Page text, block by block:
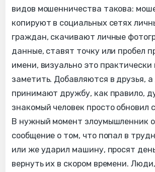
видов мошенничества такова:
копируют в социальных сетях
граждан, скачивают личные
данные, ставят точку или пробел
имени, визуально это
заметить. Добавляются в друзья,
принимают дружбу, как правило,
знакомый человек просто обновил
В нужный момент злоумышленник
сообщение о том, что попал в
или же ударил машину, просят
вернуть их в скором времени.